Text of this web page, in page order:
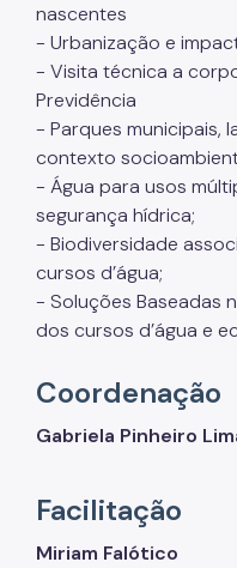
nascentes
- Urbanização e
- Visita técnica a
Previdência
- Parques municipais,
contexto
- Água para usos
segurança hídrica;
- Biodiversidade
cursos d’água;
- Soluções Baseadas
dos cursos d’água e
Coordenação
Gabriela Pinheiro
Facilitação
Miriam Falótico